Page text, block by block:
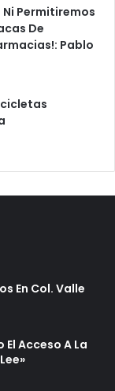
Permitiremos
De
Pablo
En Col. Valle
Acceso A La